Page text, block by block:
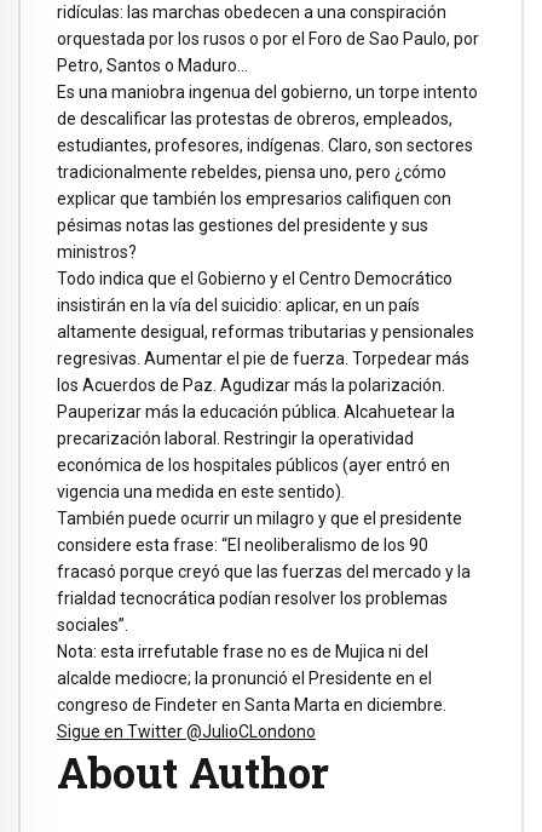
ridículas: las marchas obedecen a una conspiración
orquestada por los rusos o por el Foro de Sao Paulo, por
Petro, Santos o Maduro…
Es una maniobra ingenua del gobierno, un torpe intento
de descalificar las protestas de obreros, empleados,
estudiantes, profesores, indígenas. Claro, son sectores
tradicionalmente rebeldes, piensa uno, pero ¿cómo
explicar que también los empresarios califiquen con
pésimas notas las gestiones del presidente y sus
ministros?
Todo indica que el Gobierno y el Centro Democrático
insistirán en la vía del suicidio: aplicar, en un país
altamente desigual, reformas tributarias y pensionales
regresivas. Aumentar el pie de fuerza. Torpedear más
los Acuerdos de Paz. Agudizar más la polarización.
Pauperizar más la educación pública. Alcahuetear la
precarización laboral. Restringir la operatividad
económica de los hospitales públicos (ayer entró en
vigencia una medida en este sentido).
También puede ocurrir un milagro y que el presidente
considere esta frase: “El neoliberalismo de los 90
fracasó porque creyó que las fuerzas del mercado y la
frialdad tecnocrática podían resolver los problemas
sociales”.
Nota: esta irrefutable frase no es de Mujica ni del
alcalde mediocre; la pronunció el Presidente en el
congreso de Findeter en Santa Marta en diciembre.
Sigue en Twitter @JulioCLondono
About Author